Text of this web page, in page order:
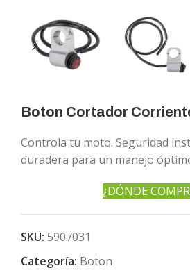
Boton Cortador
Controla tu moto. Seguridad
duradera para un manejo
¿DÓNDE
SKU: 5907031
Categoría: Boton